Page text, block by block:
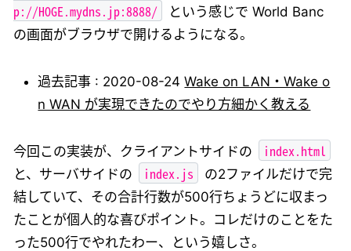
p://HOGE.mydns.jp:8888/
という感じで World Banc
の画面がブラウザで開けるようになる。
過去記事 : 2020-08-24Wake on LAN・Wake o
n WAN が実現できたのでやり方細かく教える
今回この実装が、クライアントサイドの index.html
と、サーバサイドの index.js
の2ファイルだけで完
結していて、その合計行数が500行ちょうどに収まっ
たことが個人的な喜びポイント。コレだけのことをた
った500行でやれたわー、という嬉しさ。